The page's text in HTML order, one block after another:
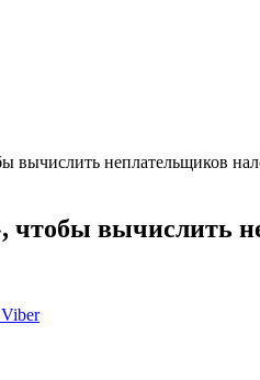
вычислить неплательщиков
чтобы вычислить
Viber